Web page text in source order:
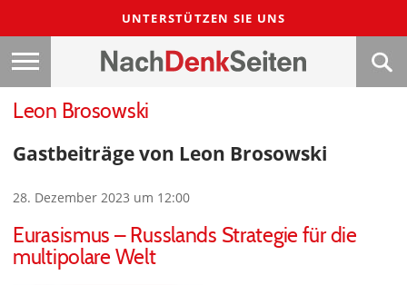
UNTERSTÜTZEN SIE UNS
Leon Brosowski
Gastbeiträge von Leon Brosowski
28. Dezember 2023 um 12:00
Eurasismus – Russlands Strategie für die
multipolare Welt